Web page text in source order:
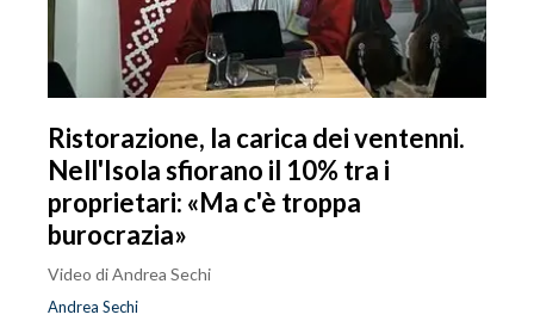
Ristorazione, la carica dei ventenni.
Nell'Isola sfiorano il 10% tra i
proprietari: «Ma c'è troppa
burocrazia»
Video di Andrea Sechi
Andrea Sechi